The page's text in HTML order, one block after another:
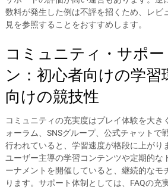
数料が発生した例は不評を招くため、レビ
見を参照することをおすすめします。
コミュニティ・サポ
ン：初心者向けの学習
向けの競技性
コミュニティの充実度はプレイ体験を大き
ォーラム、SNSグループ、公式チャットで
行われていると、学習速度が格段に上がり
ユーザー主導の学習コンテンツや定期的な
ーナメントを開催していると、継続的なモ
ります。サポート体制としては、FAQの充